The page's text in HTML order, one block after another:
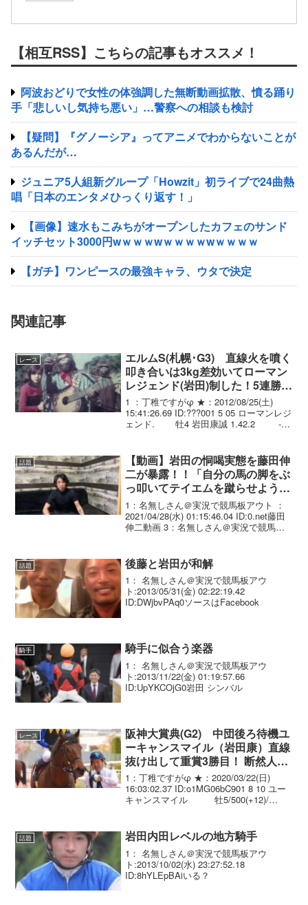
【相互RSS】こちらの記事もオススメ！
阿波おどりで女性の体強調した無断動画拡散、憤る踊り
手「悲しいし気持ち悪い」…警察への相談も検討
【疑問】『グノーシア』ってアニメでわからないことが
あるんだが…
ジュニア5人組新グループ「Howzit」初ライブで24曲熱
唱「日本のエンタメひっくり返す！」
【画像】速水もこみちがオープンしたカフェのサンド
イッチセット3000円wｗｗｗwｗｗｗｗwｗｗｗｗ
【ガチ】ワンピースの最強キャラ、ウタで決定
関連記事
レース
エルムS(札幌･G3) 直線火を噴く
叩き合いは3kg差効いてローマン
レジェンド(岩田)制した！5連勝で
重賞初制覇！
1 ：丁稚ですがφ ★：2012/08/25(土)
15:41:26.69 ID:???001 5 05 ローマンレジ
ェンド. 牡4 岩田康誠 1.42.2 ---
話題
【動画】岩田の恫喝実態を藤田伸
二が暴露！！「自分の馬の脚をぶ
っ叩いてテイエムを蹴らせようと
した」
1：名無しさん＠実況で競馬板アウト ：
2021/04/28(水) 01:15:46.04 ID:0.net藤田
伸二動画 3：名無しさん＠実況で競馬板
話題 後藤と岩田が和解
1： 名無しさん＠実況で競馬板アウ
ト:2013/05/31(金) 02:22:19.42
ID:DWjbvPAq0ソースはFacebook
騎手 騎手に似合う楽器
1： 名無しさん＠実況で競馬板アウ
ト:2013/11/22(金) 01:19:57.66
ID:UpYKCOjG0岩田 シンバル
レース
阪神大賞典(G2) 中団後ろ待機ユ
ーキャンスマイル（岩田康）直線
抜け出して重賞3勝目！ 断然人気
キセキ出遅れ引っ掛かり7着
1：丁稚ですがφ ★：2020/03/22(日)
16:03:02.37 ID:o1MG06bC901 8 10 ユー
キャンスマイル 牡5/500(+12)/
話題 岩田内田レベルの地方騎手
1： 名無しさん＠実況で競馬板アウ
ト:2013/10/02(水) 23:27:52.18
ID:8hYLEpBAiいる？